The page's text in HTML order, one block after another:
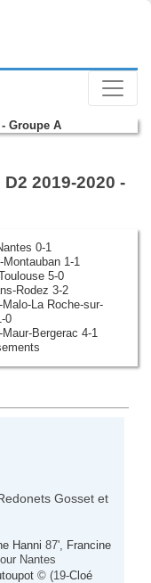
Groupe A
2019-2020 -
0-1
Montauban 1-1
5-0
Rodez 3-2
La Roche-sur-
0
Bergerac 4-1
Gosset et
Hanni 87',
Francine
Nantes
© (19-Cloé